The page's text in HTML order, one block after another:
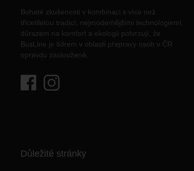
Bohaté zkušenosti v kombinaci s více než
třicetiletou tradicí, nejmodernějšími technologiemi,
důrazem na komfort a ekologii potvrzují, že
BusLine je lídrem v oblasti přepravy osob v ČR
opravdu zaslouženě.
Důležité stránky